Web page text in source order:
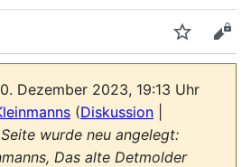
Dezember 2023, 19:13 Uhr
(Diskussion
wurde neu angelegt:
Das alte Detmolder